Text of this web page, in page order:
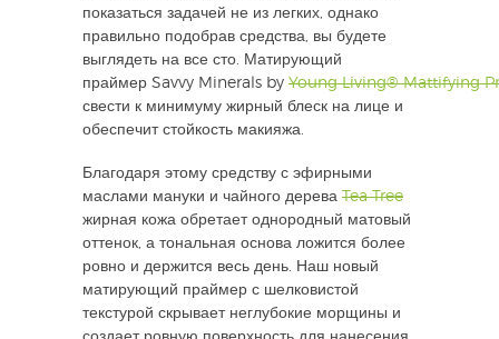
показаться задачей не из легких, однако
правильно подобрав средства, вы будете
выглядеть на все сто. Матирующий
праймер Savvy Minerals by Young Living®Mattifying
свести к минимуму жирный блеск на лице и
обеспечит стойкость макияжа.
Благодаря этому средству с эфирными
маслами мануки и чайного дерева Tea Tree
жирная кожа обретает однородный матовый
оттенок, а тональная основа ложится более
ровно и держится весь день. Наш новый
матирующий праймер с шелковистой
текстурой скрывает неглубокие морщины и